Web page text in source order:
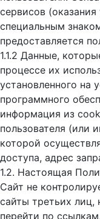
сервисов
специальным
предоставляется
1.1.2 Данные,
процессе их
установленного на
программного
информация из
пользователя (или
которой
доступа, адрес
1.2. Настоящая
Сайт не
сайты третьих лиц,
перейти по